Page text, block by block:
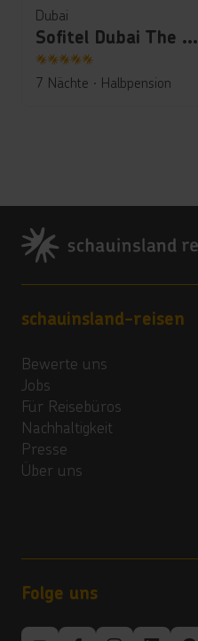
Dubai
Sofitel Dubai The Palm
5
7 Nächte ∙ Halbpension
Footer
Footer navigation
schauinsland-reisen
Bewerte uns
Jobs
Für Reisebüros
Nachhaltigkeit
Presse
Über uns
Folge uns